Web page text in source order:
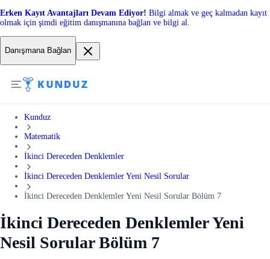
Erken Kayıt Avantajları Devam Ediyor! Bilgi almak ve geç kalmadan kayıt
olmak için şimdi eğitim danışmanına bağlan ve bilgi al.
Danışmana Bağlan
Kunduz
Matematik
İkinci Dereceden Denklemler
İkinci Dereceden Denklemler Yeni Nesil Sorular
İkinci Dereceden Denklemler Yeni Nesil Sorular Bölüm 7
İkinci Dereceden Denklemler Yeni
Nesil Sorular Bölüm 7